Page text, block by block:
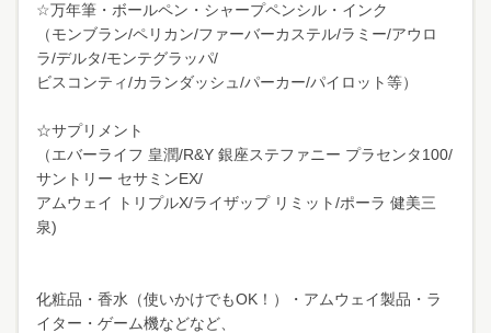
☆万年筆・ボールペン・シャープペンシル・インク
（モンブラン/ペリカン/ファーバーカステル/ラミー/アウロ
ラ/デルタ/モンテグラッパ/
ビスコンティ/カランダッシュ/パーカー/パイロット等）
☆サプリメント
（エバーライフ 皇潤/R&Y 銀座ステファニー プラセンタ100/
サントリー セサミンEX/
アムウェイ トリプルX/ライザップ リミット/ポーラ 健美三
泉)
化粧品・香水（使いかけでもOK！）・アムウェイ製品・ラ
イター・ゲーム機などなど、